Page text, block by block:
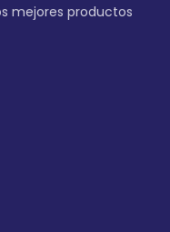
mejores productos